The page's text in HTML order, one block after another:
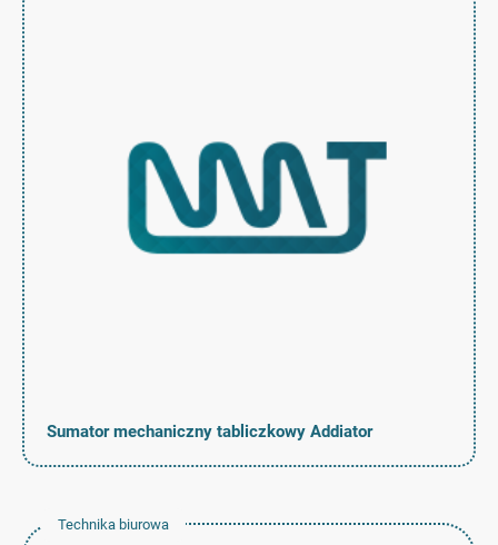
Sumator mechaniczny tabliczkowy Addiator
Technika biurowa